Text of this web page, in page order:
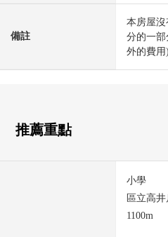
備註
本房屋
分的一
外的費用)
推薦重點
小學
區立高
1100m